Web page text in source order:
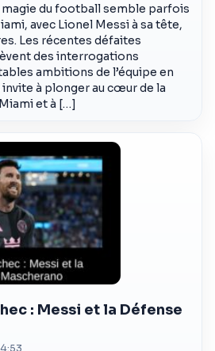
magie du football semble parfois
avec Lionel Messi à sa tête,
Les récentes défaites
des interrogations
ambitions de l’équipe en
invite à plonger au cœur de la
et à […]
: Messi et la Défense